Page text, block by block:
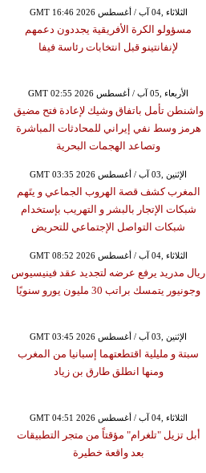
GMT 16:46 2026 الثلاثاء ,04 آب / أغسطس
مسؤولو الكرة الأفريقية يجددون دعمهم
لإنفانتينو قبل انتخابات رئاسة فيفا
GMT 02:55 2026 الأربعاء ,05 آب / أغسطس
واشنطن تأمل باتفاق وشيك لإعادة فتح مضيق
هرمز وسط نفي إيراني للمحادثات المباشرة
وتصاعد الهجمات البحرية
GMT 03:35 2026 الإثنين ,03 آب / أغسطس
المغرب كشف قصة الهروب الجماعي و يتَهم
شبكات الإتجار بالبشر و التهريب بإستخدام
شبكات التواصل الإجتماعي للتحريض
GMT 08:52 2026 الثلاثاء ,04 آب / أغسطس
ريال مدريد يرفع عرضه لتجديد عقد فينيسيوس
وجونيور يتمسك براتب 30 مليون يورو سنويًا
GMT 03:45 2026 الإثنين ,03 آب / أغسطس
سبتة و مليلية اقتطعتهما إسبانيا من المغرب
ومنها انطلق طارق بن زياد
GMT 04:51 2026 الثلاثاء ,04 آب / أغسطس
أبل تزيل "تلغرام" مؤقتاً من متجر التطبيقات
بعد واقعة خطيرة